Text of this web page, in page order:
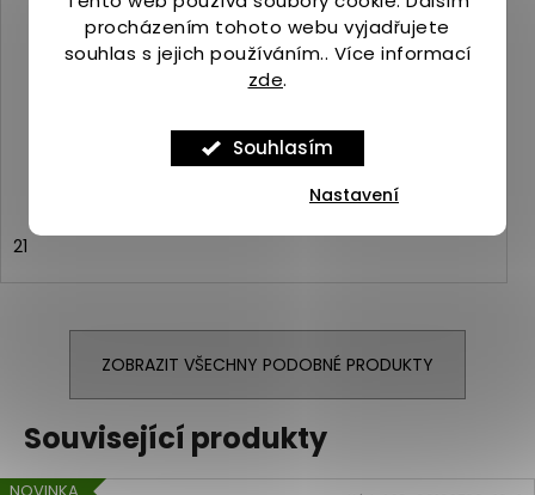
procházením tohoto webu vyjadřujete
souhlas s jejich používáním.. Více informací
zde.
Souhlasím
Nastavení
Merrell BARE STEPS A83 SNEAKER multi
1 119 Kč
21
ZOBRAZIT VŠECHNY PODOBNÉ PRODUKTY
Související produkty